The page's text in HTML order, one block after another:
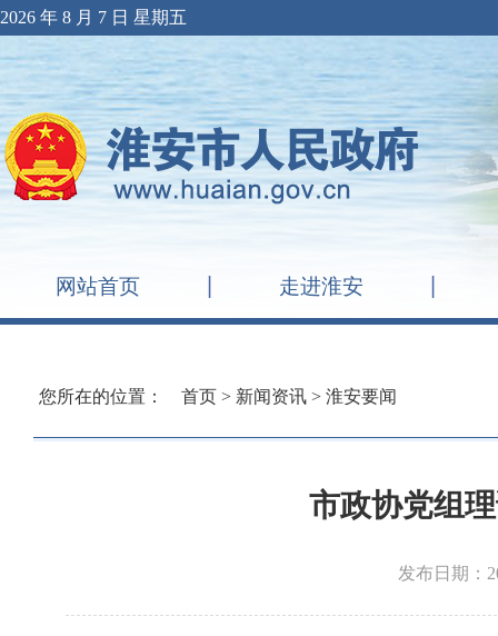
2026 年 8 月 7 日 星期五
网站首页 走进淮安
您所在的位置： 首页 > 新闻资讯 > 淮安要闻
市政协党组
发布日期：